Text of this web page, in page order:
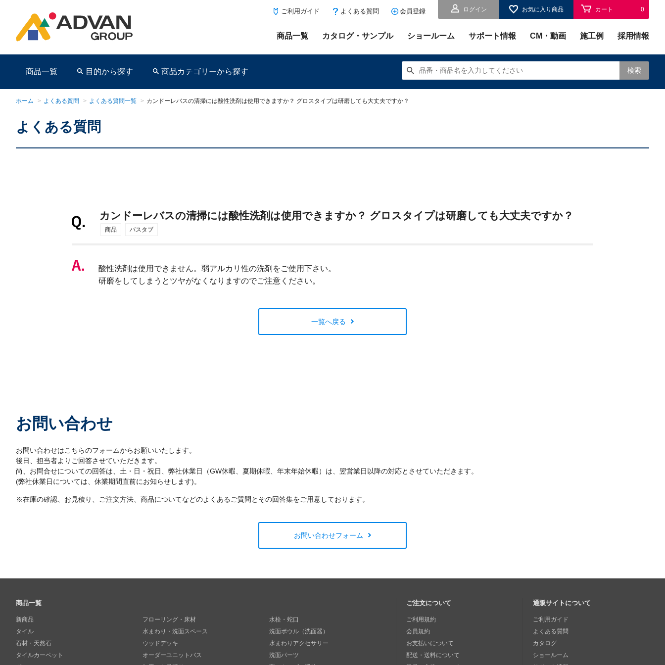
ログイン お気に入り商品 カート 0
ご利用ガイド よくある質問 会員登録
商品一覧 カタログ・サンプル ショールーム サポート情報 CM・動画 施工例 採用情報
商品一覧 目的から探す 商品カテゴリーから探す 検索
ホーム > よくある質問 > よくある質問一覧 > カンドーレバスの清掃には酸性洗剤は使用できますか？ グロスタイプは研磨しても大丈夫ですか？
よくある質問
カンドーレバスの清掃には酸性洗剤は使用できますか？ グロスタイプは研磨しても大丈夫ですか？
商品 バスタブ
酸性洗剤は使用できません。弱アルカリ性の洗剤をご使用下さい。
研磨をしてしまうとツヤがなくなりますのでご注意ください。
一覧へ戻る
お問い合わせ
お問い合わせはこちらのフォームからお願いいたします。
後日、担当者よりご回答させていただきます。
尚、お問合せについての回答は、土・日・祝日、弊社休業日（GW休暇、夏期休暇、年末年始休暇）は、翌営業日以降の対応とさせていただきます。
(弊社休業日については、休業期間直前にお知らせします)。
※在庫の確認、お見積り、ご注文方法、商品についてなどのよくあるご質問とその回答集をご用意しております。
お問い合わせフォーム
商品一覧
新商品
タイル
石材・天然石
タイルカーペット
フローリング・床材
水まわり・洗面スペース
ウッドデッキ
オーダーユニットバス
水栓・蛇口
洗面ボウル（洗面器）
水まわりアクセサリー
洗面パーツ
ご注文について
ご利用規約
会員規約
お支払いについて
配送・送料について
通販サイトについて
ご利用ガイド
よくある質問
カタログ
ショールーム